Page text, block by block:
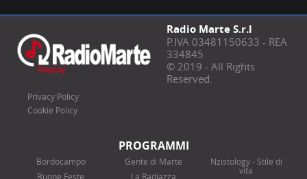
Radio Marte S.r.l
P.IVA 03481150633 - REA
334845
© 2019 - All Rights
Reserved.
Privacy Policy
Cookie Policy
PROGRAMMI
Bordocampo
Buone Feste
Gente di Marte
La Radiazza
Nzistology - Stile di
vita